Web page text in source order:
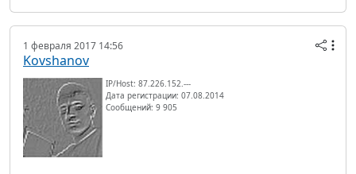
1 февраля 2017 14:56
Kovshanov
IP/Host: 87.226.152.---
Дата регистрации: 07.08.2014
Сообщений: 9 905